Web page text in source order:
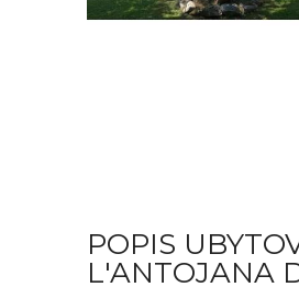
POPIS
L'ANTOJANA